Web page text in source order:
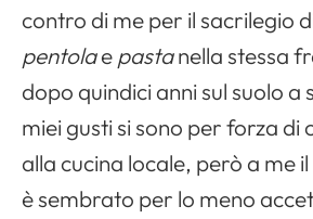
contro di me per il sacrilegio
pentolaepastanella stessa
dopo quindici anni sul suolo a
miei gusti si sono per forza di
alla cucina locale, però a me
è sembrato per lo meno